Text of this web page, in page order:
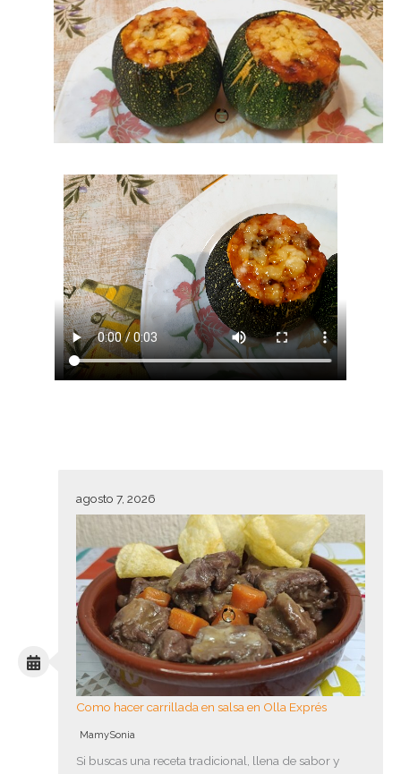
agosto 7, 2026
Como hacer carrillada en salsa en Olla Exprés
MamySonia
Si buscas una receta tradicional, llena de sabor y